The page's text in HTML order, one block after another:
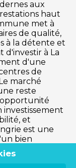
aux
haut
met à
de qualité,
à la détente et
d'investir à La
d'une
de
marché
reste
et
est une
bien